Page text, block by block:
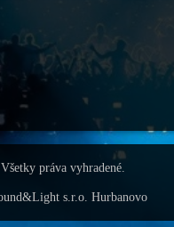
práva vyhradené.
s.r.o. Hurbanovo